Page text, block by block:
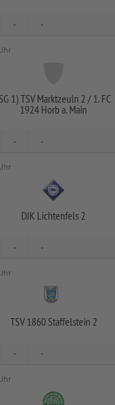
- -
1) TSV Marktzeuln 2 / 1. FC
1924 Horb a. Main
- -
DJK Lichtenfels 2
- -
TSV 1860 Staffelstein 2
- -